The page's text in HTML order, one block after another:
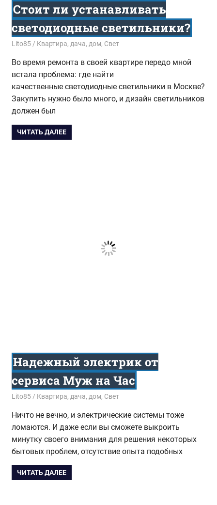
Стоит ли устанавливать
светодиодные светильники?
13.03.2017
Lito85 Квартира, дача, дом, Свет
Во время ремонта в своей квартире передо мной
встала проблема: где найти
качественные светодиодные светильники в Москве?
Закупить нужно было много, и дизайн светильников
должен был
ЧИТАТЬ ДАЛЕЕ
Надежный электрик от
сервиса Муж на Час
25.01.2017
Lito85 Квартира, дача, дом, Свет
Ничто не вечно, и электрические системы тоже
ломаются. И даже если вы сможете выкроить
минутку своего внимания для решения некоторых
бытовых проблем, отсутствие опыта подобных
ЧИТАТЬ ДАЛЕЕ